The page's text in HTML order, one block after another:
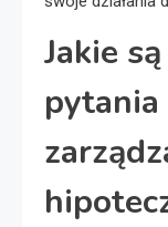
Jakie
pytania